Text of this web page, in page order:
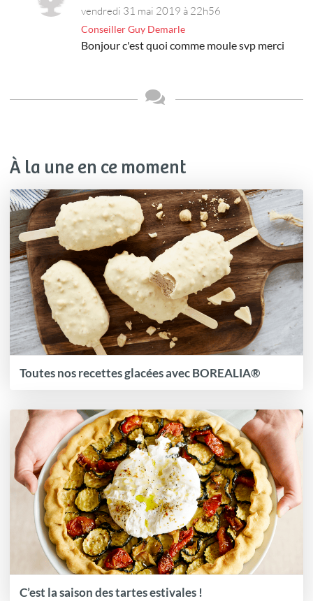
vendredi 31 mai 2019 à 22h56
Conseiller Guy Demarle
Bonjour c'est quoi comme moule svp merci
À la une en ce moment
Toutes nos recettes glacées avec BOREALIA®
C’est la saison des tartes estivales !